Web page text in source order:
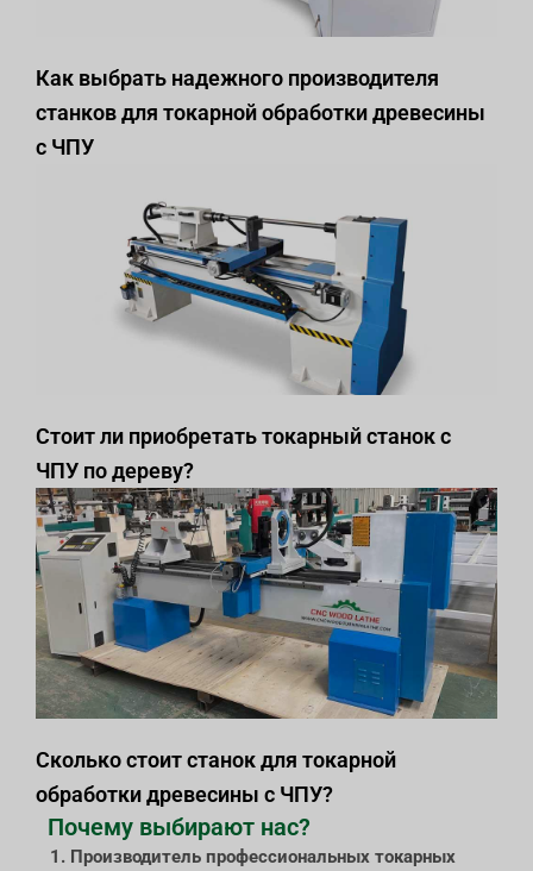
Как выбрать надежного производителя
станков для токарной обработки древесины
с ЧПУ
Стоит ли приобретать токарный станок с
ЧПУ по дереву?
Сколько стоит станок для токарной
обработки древесины с ЧПУ?
Почему выбирают нас?
1. Производитель профессиональных токарных